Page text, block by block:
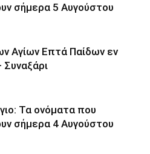
σήμερα 5 Αυγούστου
Αγίων Επτά Παίδων εν
Τα ονόματα που
σήμερα 4 Αυγούστου